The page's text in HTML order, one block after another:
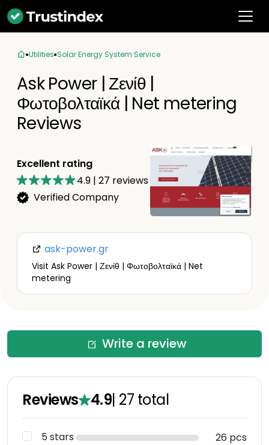
Utilities Solar Energy System Service
Ask Power | Ζενίθ |
Φωτοβολταϊκά | Net metering
Reviews
Excellent rating
4.9 | 27 reviews
Verified Company
ask-power.gr
Visit Ask Power | Ζενίθ | Φωτοβολταϊκά | Net
metering
Write a review
Reviews 4.9| 27 total
5 stars
26 pcs